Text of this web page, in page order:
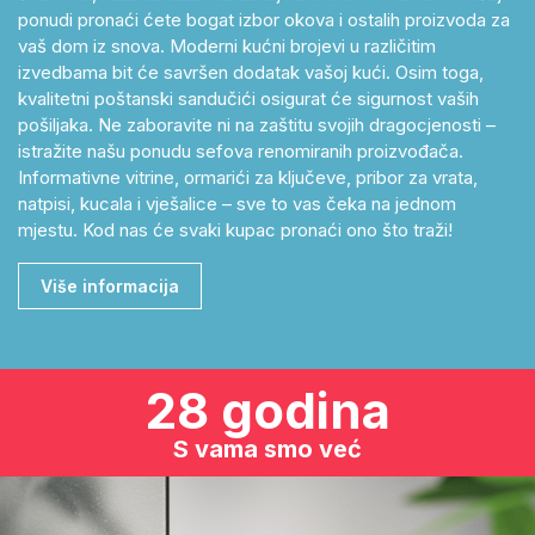
ponudi pronaći ćete bogat izbor okova i ostalih proizvoda za
vaš dom iz snova. Moderni kućni brojevi u različitim
izvedbama bit će savršen dodatak vašoj kući. Osim toga,
kvalitetni poštanski sandučići osigurat će sigurnost vaših
pošiljaka. Ne zaboravite ni na zaštitu svojih dragocjenosti –
istražite našu ponudu sefova renomiranih proizvođača.
Informativne vitrine, ormarići za ključeve, pribor za vrata,
natpisi, kucala i vješalice – sve to vas čeka na jednom
mjestu. Kod nas će svaki kupac pronaći ono što traži!
Više informacija
28 godina
S vama smo već